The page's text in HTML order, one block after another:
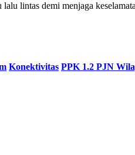
lintas demi menjaga
Konektivitas PPK 1.2 PJN